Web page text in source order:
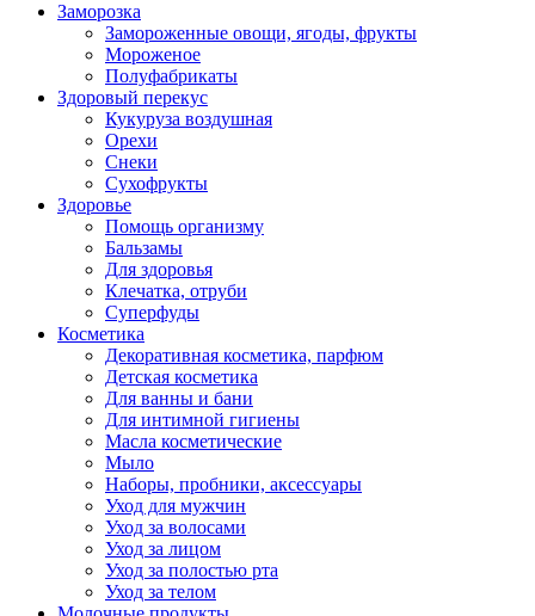
Заморозка
Замороженные овощи, ягоды, фрукты
Мороженое
Полуфабрикаты
Здоровый перекус
Кукуруза воздушная
Орехи
Снеки
Сухофрукты
Здоровье
Помощь организму
Бальзамы
Для здоровья
Клечатка, отруби
Суперфуды
Косметика
Декоративная косметика, парфюм
Детская косметика
Для ванны и бани
Для интимной гигиены
Масла косметические
Мыло
Наборы, пробники, аксессуары
Уход для мужчин
Уход за волосами
Уход за лицом
Уход за полостью рта
Уход за телом